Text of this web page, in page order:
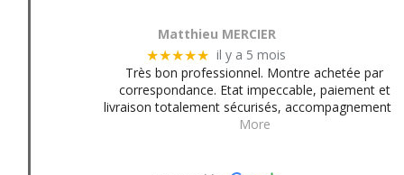
Matthieu MERCIER
★★★★★ il y a 5 mois
Très bon professionnel. Montre achetée par
correspondance. Etat impeccable, paiement et
livraison totalement sécurisés, accompagnement
More